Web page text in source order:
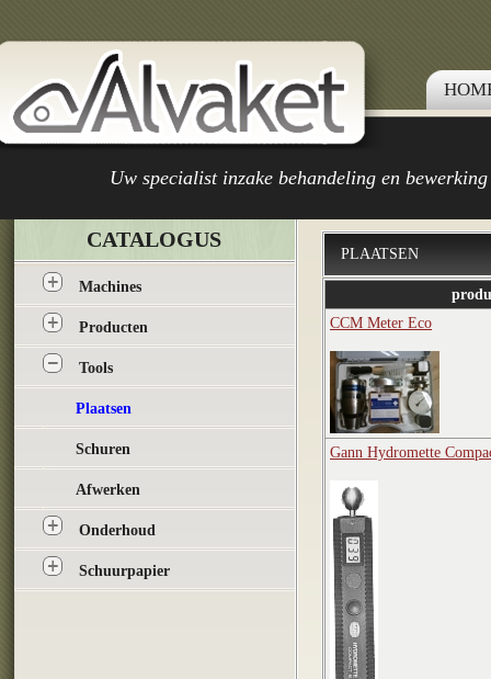
Uw specialist inzake behandeling en
CATALOGUS
Machines
Producten
Tools
Plaatsen
Schuren
Afwerken
Onderhoud
Schuurpapier
PLAATSEN
CCM Meter Eco
Gann Hydromette